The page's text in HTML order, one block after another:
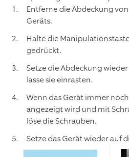
Entferne die Abdeckung
Geräts.
Halte die
gedrückt.
Setze die Abdeckung
lasse sie einrasten.
Wenn das Gerät immer
angezeigt wird und mit
löse die Schrauben.
Setze das Gerät wieder auf